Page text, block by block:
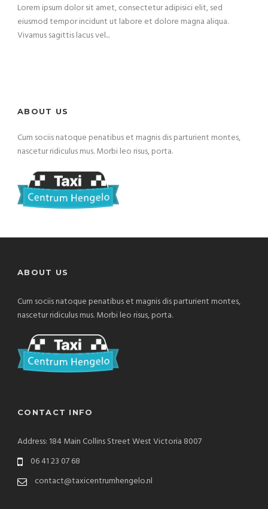
Lorem ipsum dolor sit amet, consectetur adipisici elit, sed
eiusmod tempor incidunt ut labore et dolore magna aliqua.
Vivamus sagittis lacus vel...
ABOUT US
Cum sociis natoque penatibus et magnis dis parturient montes,
nascetur ridiculus mus. Morbi leo risus, porta.
ABOUT US
Cum sociis natoque penatibus et magnis dis parturient montes,
nascetur ridiculus mus. Morbi leo risus, porta.
CONTACT INFO
Address: 184 Main Collins Street West Victoria 8007
06 41 23 07 68
contact@taxicentrumhengelo.nl